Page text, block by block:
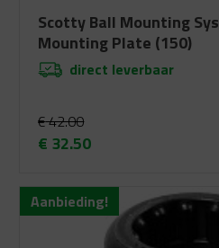
Scotty Ball Mounting
Mounting Plate (150)
direct leverbaar
€42.00
prijs
was:
€ 32.50
prijs
is:
Aanbieding!